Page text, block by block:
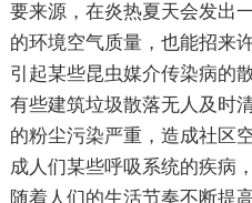
要来源，在炎热夏天会发出
的环境空气质量，也能招来
引起某些昆虫媒介传染病的
有些建筑垃圾散落无人及时
的粉尘污染严重，造成社区
成人们某些呼吸系统的疾病
随着人们的生活节奏不断提